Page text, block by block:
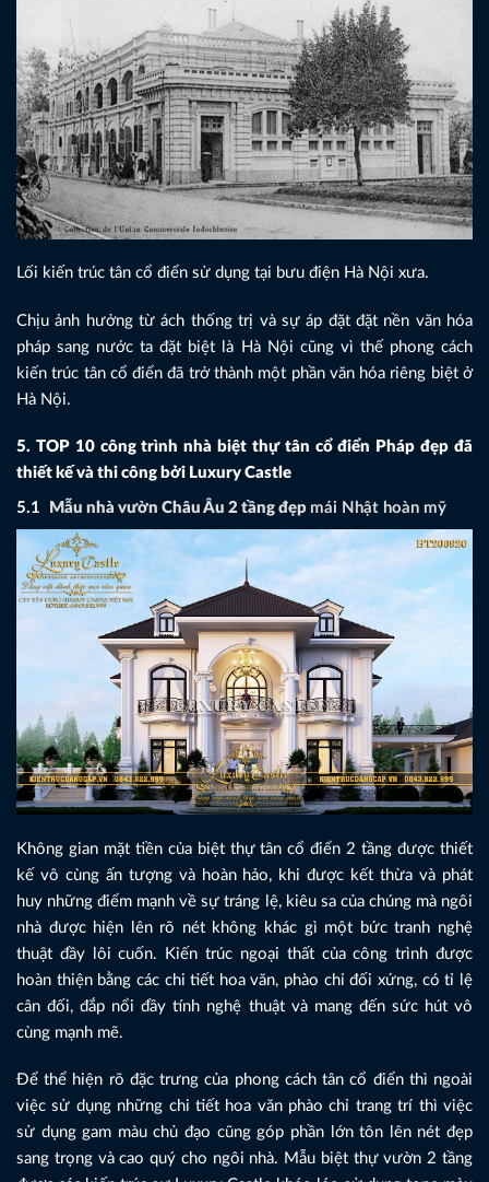
Lối kiến trúc tân cổ điển sử dụng tại bưu điện Hà Nội xưa.
Chịu ảnh hưởng từ ách thống trị và sự áp đặt đặt nền văn hóa
pháp sang nước ta đặt biệt là Hà Nội cũng vì thế phong cách
kiến trúc tân cổ điển đã trở thành một phần văn hóa riêng biệt ở
Hà Nội.
5. TOP 10 công trình nhà biệt thự tân cổ điển Pháp đẹp đã
thiết kế và thi công bởi Luxury Castle
5.1 Mẫu nhà vườn Châu Âu 2 tầng đẹp mái Nhật hoàn mỹ
Không gian mặt tiền của biệt thự tân cổ điển 2 tầng được thiết
kế vô cùng ấn tượng và hoàn hảo, khi được kết thừa và phát
huy những điểm mạnh về sự tráng lệ, kiêu sa của chúng mà ngôi
nhà được hiện lên rõ nét không khác gì một bức tranh nghệ
thuật đầy lôi cuốn. Kiến trúc ngoại thất của công trình được
hoàn thiện bằng các chi tiết hoa văn, phào chỉ đối xứng, có tỉ lệ
cân đối, đắp nổi đầy tính nghệ thuật và mang đến sức hút vô
cùng mạnh mẽ.
Để thể hiện rõ đặc trưng của phong cách tân cổ điển thì ngoài
việc sử dụng những chi tiết hoa văn phào chỉ trang trí thì việc
sử dụng gam màu chủ đạo cũng góp phần lớn tôn lên nét đẹp
sang trọng và cao quý cho ngôi nhà. Mẫu biệt thự vườn 2 tầng